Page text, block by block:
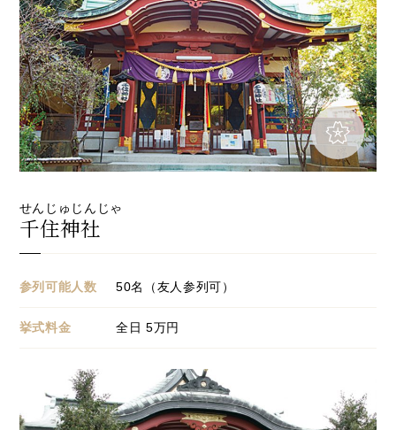
せんじゅじんじゃ
千住神社
参列可能人数 50名（友人参列可）
挙式料金 全日 5万円